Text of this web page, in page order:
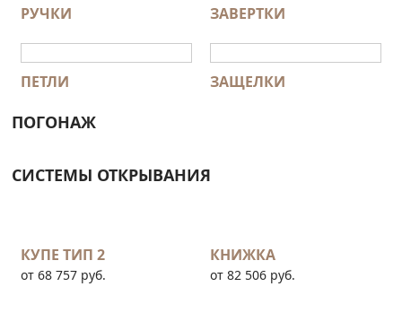
РУЧКИ ЗАВЕРТКИ
ПЕТЛИ ЗАЩЕЛКИ
ПОГОНАЖ
СИСТЕМЫ ОТКРЫВАНИЯ
КУПЕ ТИП 2
от 68 757 руб.
КНИЖКА
от 82 506 руб.